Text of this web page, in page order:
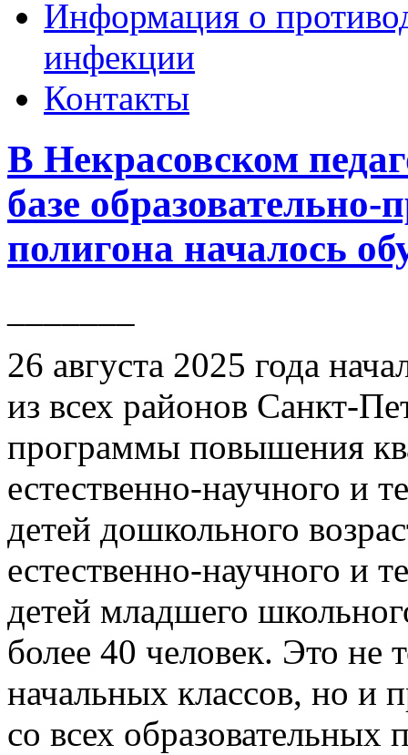
Информация о
инфекции
Контакты
В Некрасовском
базе образовательно-
полигона началось
26 августа 2025 года
из всех районов Санкт-
программы повышения
естественно-научного и
детей дошкольного
естественно-научного и
детей младшего
более 40 человек. Это не
начальных классов, но и
со всех образовательных